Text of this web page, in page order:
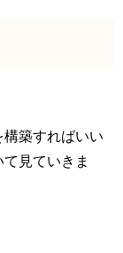
築すればいい
見ていきま